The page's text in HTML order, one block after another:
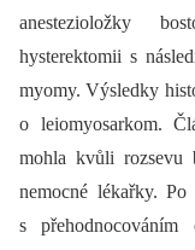
anestezioložky
hysterektomii s
myomy. Výsledky
o leiomyosarkom.
mohla kvůli rozsevu
nemocné lékařky.
s